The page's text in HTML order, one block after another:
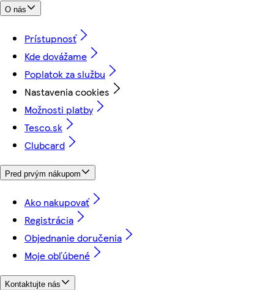
O nás
Prístupnosť
Kde dovážame
Poplatok za službu
Nastavenia cookies
Možnosti platby
Tesco.sk
Clubcard
Pred prvým nákupom
Ako nakupovať
Registrácia
Objednanie doručenia
Moje obľúbené
Kontaktujte nás